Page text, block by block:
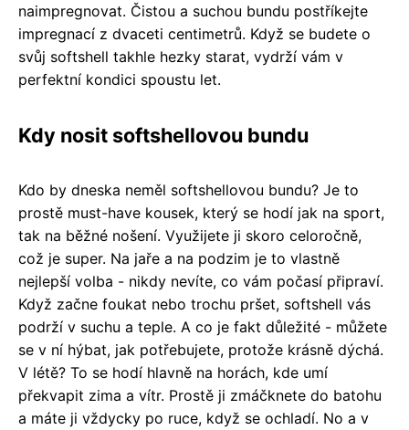
naimpregnovat. Čistou a suchou bundu postříkejte
impregnací z dvaceti centimetrů. Když se budete o
svůj softshell takhle hezky starat, vydrží vám v
perfektní kondici spoustu let.
Kdy nosit softshellovou bundu
Kdo by dneska neměl softshellovou bundu? Je to
prostě must-have kousek, který se hodí jak na sport,
tak na běžné nošení. Využijete ji skoro celoročně,
což je super. Na jaře a na podzim je to vlastně
nejlepší volba - nikdy nevíte, co vám počasí připraví.
Když začne foukat nebo trochu pršet, softshell vás
podrží v suchu a teple. A co je fakt důležité - můžete
se v ní hýbat, jak potřebujete, protože krásně dýchá.
V létě? To se hodí hlavně na horách, kde umí
překvapit zima a vítr. Prostě ji zmáčknete do batohu
a máte ji vždycky po ruce, když se ochladí. No a v